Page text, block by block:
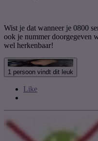
Wist je dat wanneer je 0800
ook je nummer doorgegeven
wel herkenbaar!
1 persoon vindt dit leuk
Like